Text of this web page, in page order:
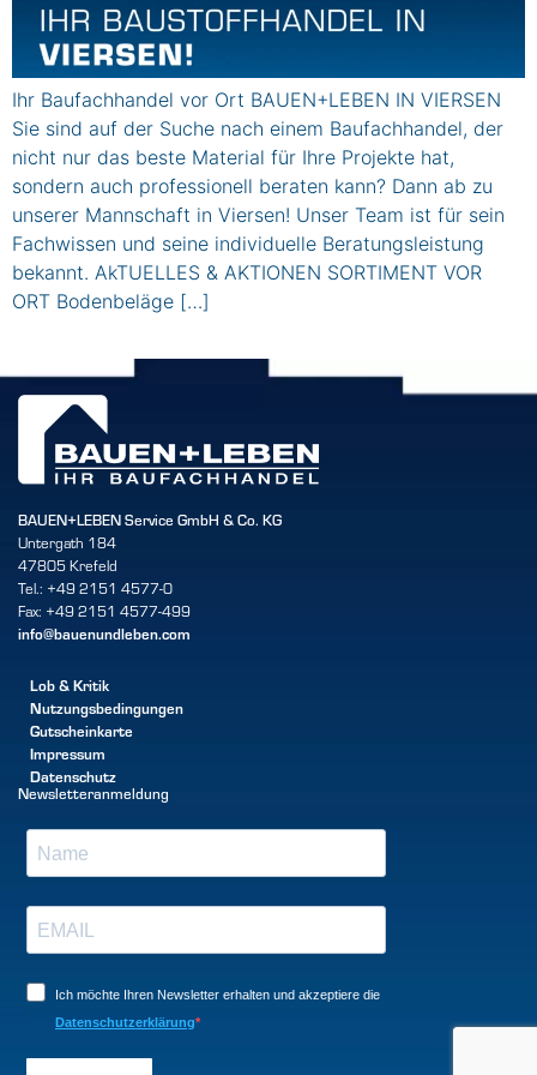
Ihr Baufachhandel vor Ort BAUEN+LEBEN IN VIERSEN
Sie sind auf der Suche nach einem Baufachhandel, der
nicht nur das beste Material für Ihre Projekte hat,
sondern auch professionell beraten kann? Dann ab zu
unserer Mannschaft in Viersen! Unser Team ist für sein
Fachwissen und seine individuelle Beratungsleistung
bekannt. AkTUELLES & AKTIONEN SORTIMENT VOR
ORT Bodenbeläge […]
BAUEN+LEBEN Service GmbH & Co. KG
Untergath 184
47805 Krefeld
Tel.: +49 2151 4577-0
Fax: +49 2151 4577-499
info@bauenundleben.com
Lob & Kritik
Nutzungsbedingungen
Gutscheinkarte
Impressum
Datenschutz
Newsletteranmeldung
Ich möchte Ihren Newsletter erhalten und akzeptiere die
Datenschutzerklärung